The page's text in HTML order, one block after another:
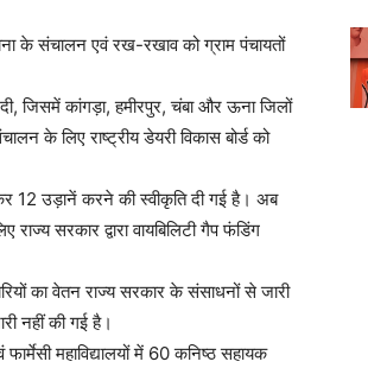
के संचालन एवं रख-रखाव को ग्राम पंचायतों
जिसमें कांगड़ा, हमीरपुर, चंबा और ऊना जिलों
के लिए राष्ट्रीय डेयरी विकास बोर्ड को
12 उड़ानें करने की स्वीकृति दी गई है। अब
सरकार द्वारा वायबिलिटी गैप फंडिंग
का वेतन राज्य सरकार के संसाधनों से जारी
नहीं की गई है।
महाविद्यालयों में 60 कनिष्ठ सहायक